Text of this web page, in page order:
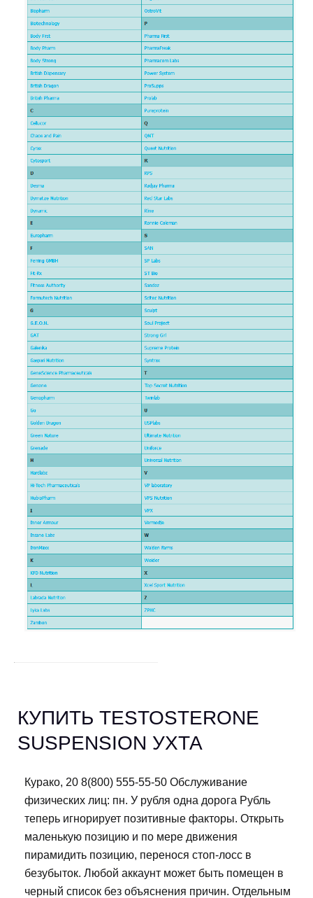
КУПИТЬ TESTOSTERONE
SUSPENSION УХТА
Курако, 20 8(800) 555-55-50 Обслуживание
физических лиц: пн. У рубля одна дорога Рубль
теперь игнорирует позитивные факторы. Открыть
маленькую позицию и по мере движения
пирамидить позицию, перенося стоп-лосс в
безубыток. Любой аккаунт может быть помещен в
черный список без объяснения причин. Отдельным